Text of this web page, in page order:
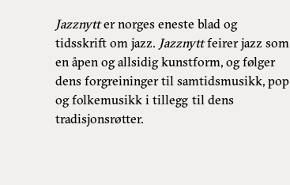
Jazznytter norges eneste blad og
tidsskrift om jazz. Jazznyttfeirer jazz som
en åpen og allsidig kunstform, og følger
dens forgreininger til samtidsmusikk, pop
og folkemusikk i tillegg til dens
tradisjonsrøtter.